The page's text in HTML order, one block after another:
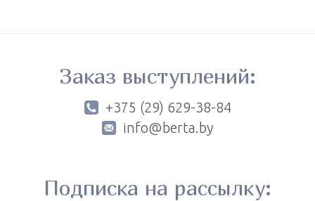
Заказ выступлений:
+375 (29) 629-38-84
info@berta.by
Подписка на рассылку: